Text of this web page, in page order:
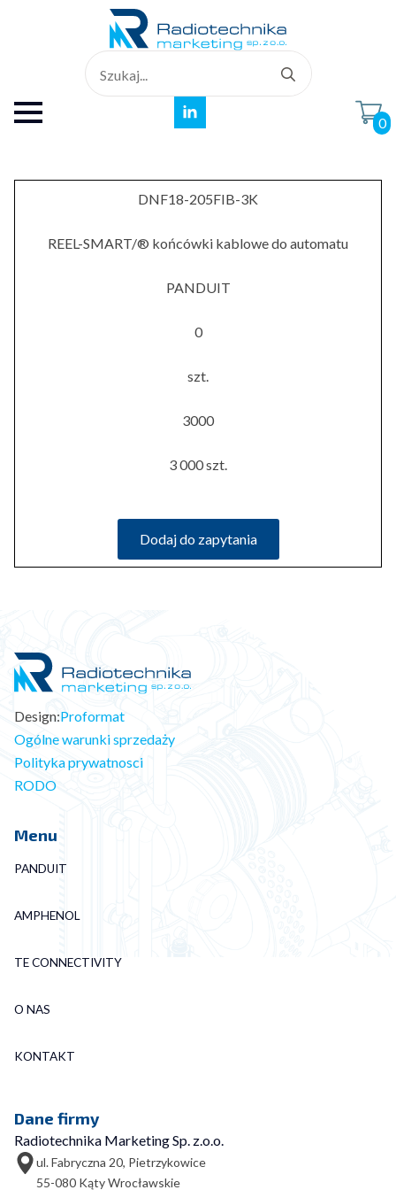
for:
0
DNF18-205FIB-3K
REEL-SMART/® końcówki kablowe do automatu
PANDUIT
0
szt.
3000
3 000 szt.
Dodaj do zapytania
Design:Proformat
Ogólne warunki sprzedaży
Polityka prywatnosci
RODO
Menu
PANDUIT
AMPHENOL
TE CONNECTIVITY
O NAS
KONTAKT
Dane firmy
Radiotechnika Marketing Sp. z.o.o.
ul. Fabryczna 20, Pietrzykowice
55-080 Kąty Wrocławskie